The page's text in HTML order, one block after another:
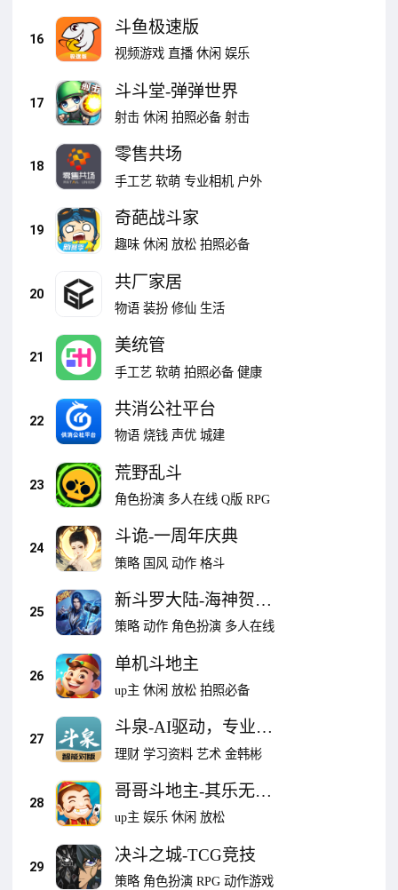
16
斗鱼极速版
视频游戏 直播 休闲 娱乐
17
斗斗堂-弹弹世界
射击 休闲 拍照必备 射击
18
零售共场
手工艺 软萌 专业相机 户外
19
奇葩战斗家
趣味 休闲 放松 拍照必备
20
共厂家居
物语 装扮 修仙 生活
21
美统管
手工艺 软萌 拍照必备 健康
22
共消公社平台
物语 烧钱 声优 城建
23
荒野乱斗
角色扮演 多人在线 Q版 RPG
24
斗诡-一周年庆典
策略 国风 动作 格斗
25
新斗罗大陆-海神贺八
载
策略 动作 角色扮演 多人在线
26
单机斗地主
up主 休闲 放松 拍照必备
27
斗泉-AI驱动，专业钱
币平台
理财 学习资料 艺术 金韩彬
28
哥哥斗地主-其乐无穷
斗地主
up主 娱乐 休闲 放松
29
决斗之城-TCG竞技
策略 角色扮演 RPG 动作游戏